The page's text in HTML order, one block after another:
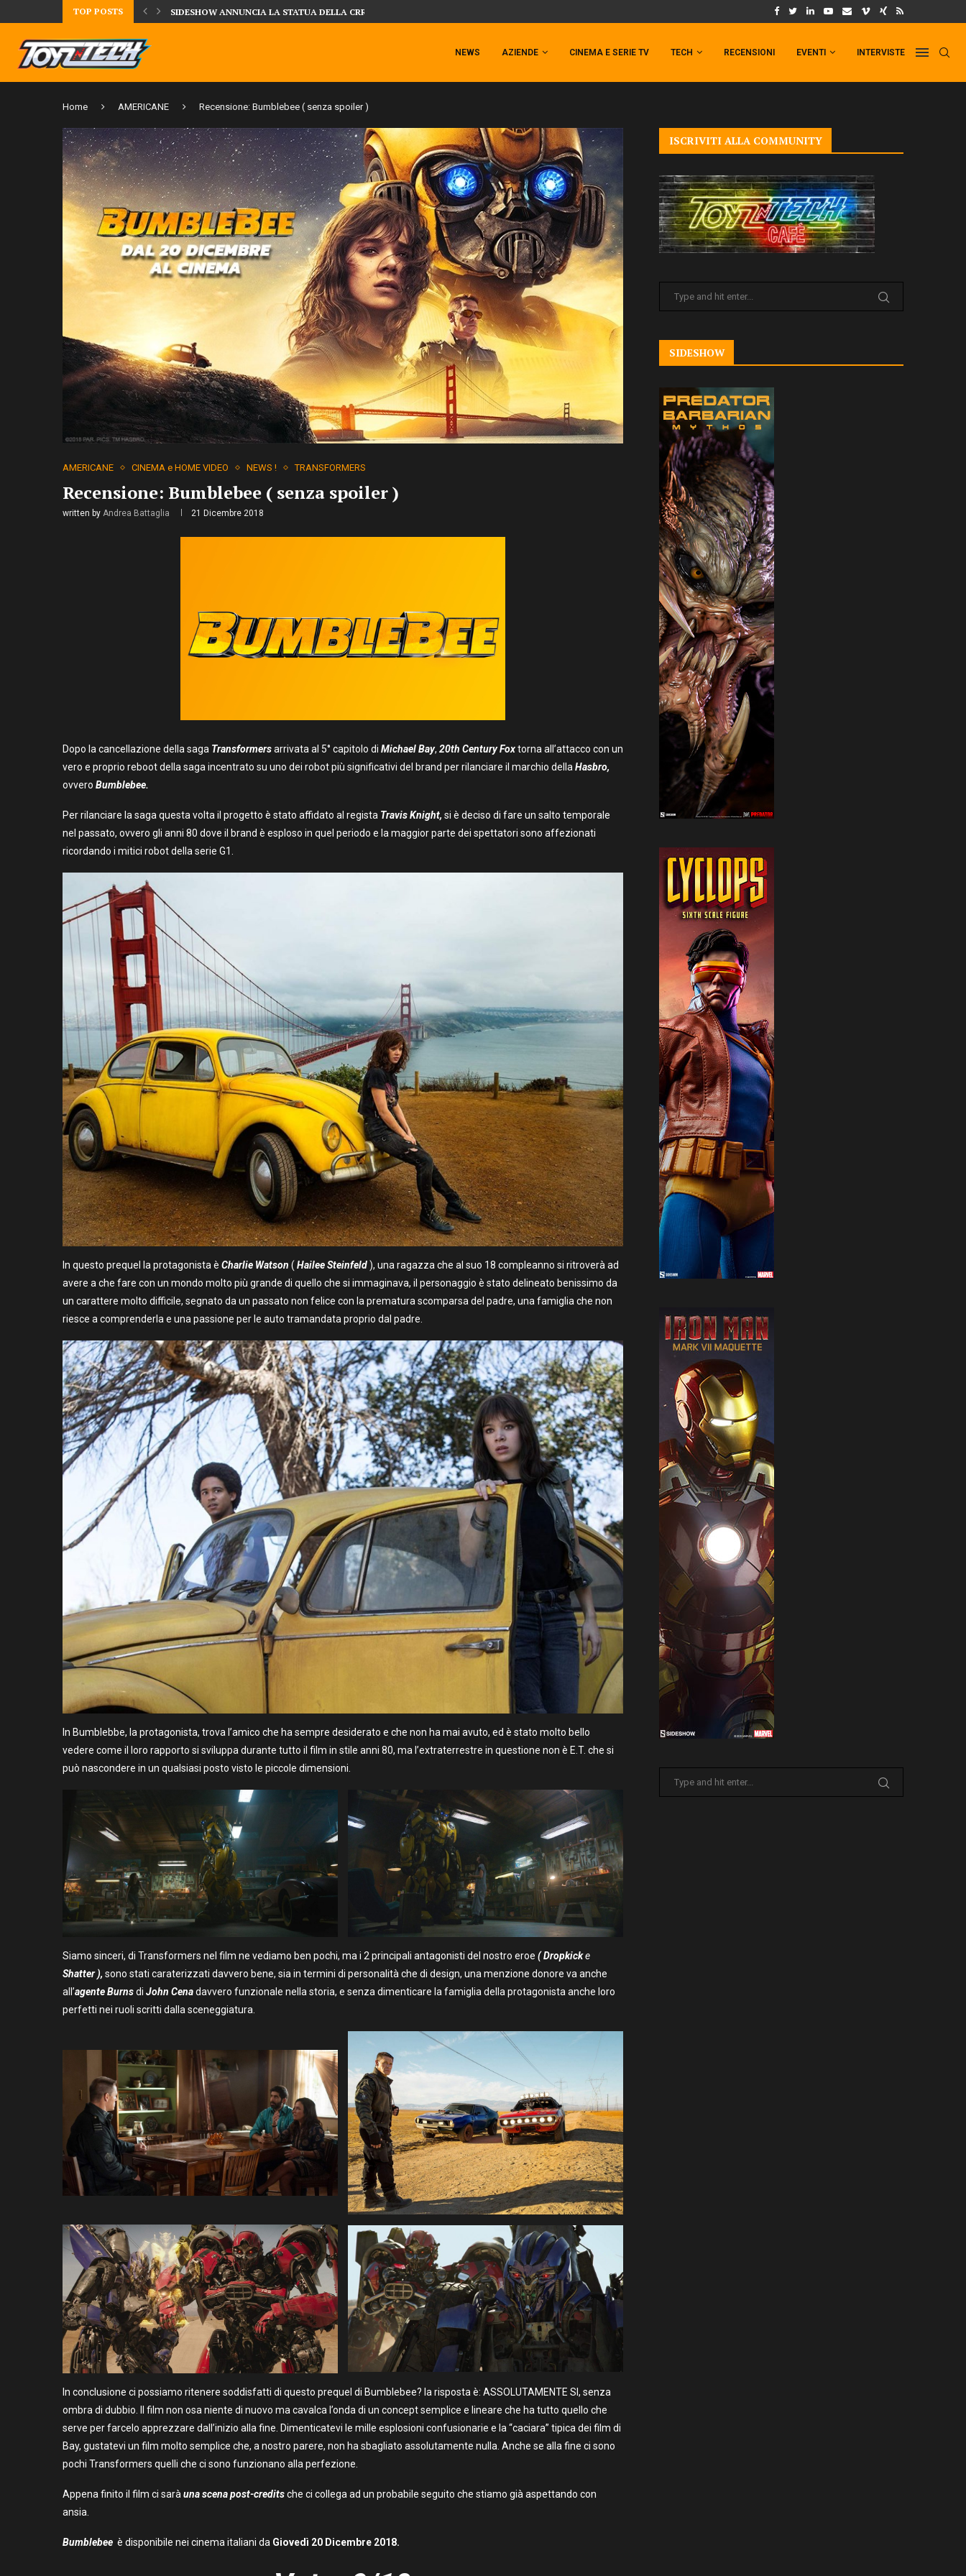
TOP POSTS
DELLA CRRATURA DELLA LAGUNA...DAL MONDO DEGLI X-MEN ARRIVA TEMPESTA TARGATA SIDESHOW! IL TRAILER DI FIST OF THE NORTH STAR!
NEWS AZIENDE CINEMA E SERIE TV TECH RECENSIONI EVENTI INTERVISTE
Home AMERICANE Recensione: Bumblebee ( senza spoiler )
AMERICANE CINEMA e HOME VIDEO NEWS ! TRANSFORMERS
Recensione: Bumblebee ( senza spoiler )
written by Andrea Battaglia 21 Dicembre 2018
Dopo la cancellazione della saga Transformersarrivata al 5° capitolo di Michael Bay, 20th Century Foxtorna all’attacco con un
vero e proprio reboot della saga incentrato su uno dei robot più significativi del brand per rilanciare il marchio dellaHasbro,
ovvero Bumblebee.
Per rilanciare la saga questa volta il progetto è stato affidato al regista Travis Knight, si è deciso di fare un salto temporale
nel passato, ovvero gli anni 80 dove il brand è esploso in quel periodo e la maggior parte dei spettatori sono affezionati
ricordando i mitici robot della serie G1.
In questo prequel la protagonista è Charlie Watson ( Hailee Steinfeld), una ragazza che al suo 18 compleanno si ritroverà ad
avere a che fare con un mondo molto più grande di quello che si immaginava, il personaggio è stato delineato benissimo da
un carattere molto difficile, segnato da un passato non felice con la prematura scomparsa del padre, una famiglia che non
riesce a comprenderla e una passione per le auto tramandata proprio dal padre.
In Bumblebbe, la protagonista, trova l’amico che ha sempre desiderato e che non ha mai avuto, ed è stato molto bello
vedere come il loro rapporto si sviluppa durante tutto il film in stile anni 80, ma l’extraterrestre in questione non è E.T. che si
può nascondere in un qualsiasi posto visto le piccole dimensioni.
Siamo sinceri, di Transformers nel film ne vediamo ben pochi, ma i 2 principali antagonisti del nostro eroe ( Dropkicke
Shatter ), sono stati caraterizzati davvero bene, sia in termini di personalità che di design, una menzione donore va anche
all’agente Burnsdi John Cenadavvero funzionale nella storia, e senza dimenticare la famiglia della protagonista anche loro
perfetti nei ruoli scritti dalla sceneggiatura.
In conclusione ci possiamo ritenere soddisfatti di questo prequel di Bumblebee? la risposta è: ASSOLUTAMENTE SI, senza
ombra di dubbio. Il film non osa niente di nuovo ma cavalca l’onda di un concept semplice e lineare che ha tutto quello che
serve per farcelo apprezzare dall’inizio alla fine. Dimenticatevi le mille esplosioni confusionarie e la “caciara” tipica dei film di
Bay, gustatevi un film molto semplice che, a nostro parere, non ha sbagliato assolutamente nulla. Anche se alla fine ci sono
pochi Transformers quelli che ci sono funzionano alla perfezione.
Appena finito il film ci sarà una scena post-creditsche ci collega ad un probabile seguito che stiamo già aspettando con
ansia.
Bumblebee è disponibile nei cinema italiani da Giovedì 20 Dicembre 2018.
ISCRIVITI ALLA COMMUNITY
SIDESHOW